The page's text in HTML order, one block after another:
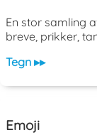
En stor samling
breve, prikker,
Tegn ▸▸
Emoji